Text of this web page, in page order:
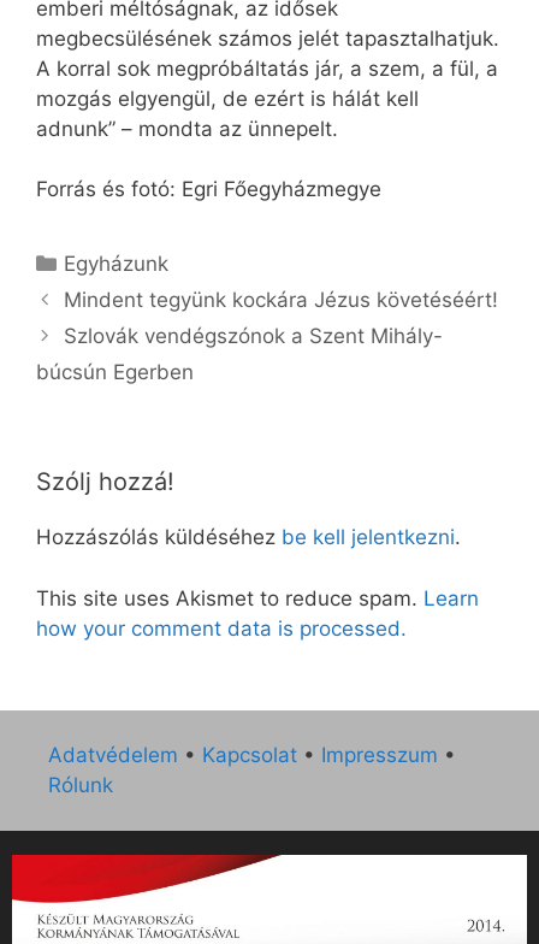
emberi méltóságnak, az idősek
megbecsülésének számos jelét tapasztalhatjuk.
A korral sok megpróbáltatás jár, a szem, a fül, a
mozgás elgyengül, de ezért is hálát kell
adnunk” – mondta az ünnepelt.
Forrás és fotó: Egri Főegyházmegye
Kategória
Egyházunk
Mindent tegyünk kockára Jézus követéséért!
Szlovák vendégszónok a Szent Mihály-
búcsún Egerben
Szólj hozzá!
Hozzászólás küldéséhez be kell jelentkezni.
This site uses Akismet to reduce spam. Learn
how your comment data is processed.
Adatvédelem • Kapcsolat • Impresszum •
Rólunk